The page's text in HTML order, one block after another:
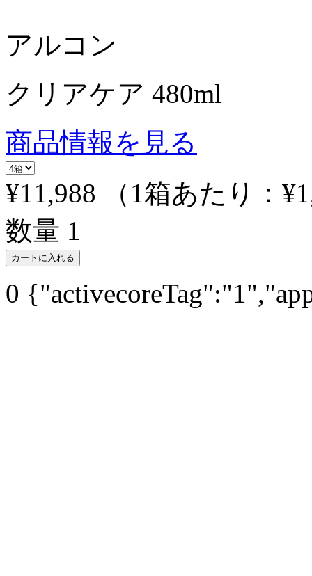
アルコン
クリアケア 480ml
商品情報を見る
¥11,988
（1箱あたり：
数量 1
カートに入れる
0